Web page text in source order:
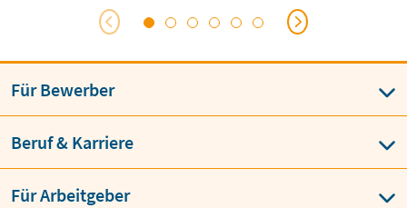
meist über ein […]
Für Bewerber
Beruf & Karriere
Für Arbeitgeber